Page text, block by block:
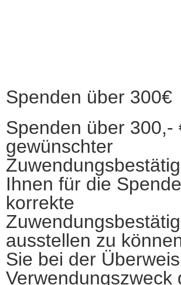
Spenden über 300€
Spenden über 300,-
gewünschter
Ihnen für die
korrekte
ausstellen zu
Sie bei der
Verwendungszweck